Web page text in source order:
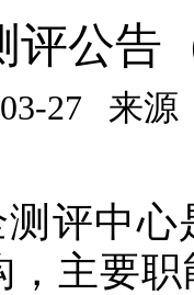
评公告
27 来源
评中
，主要